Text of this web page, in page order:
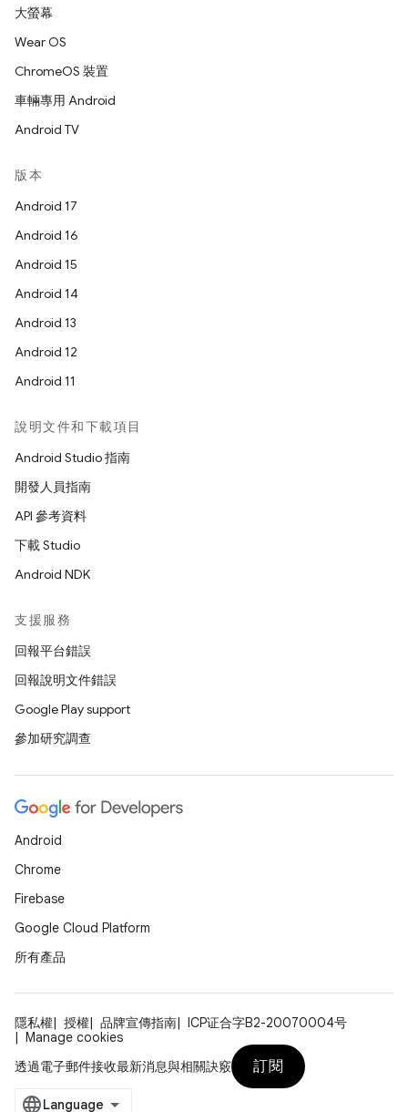
大螢幕
Wear OS
ChromeOS 裝置
車輛專用 Android
Android TV
版本
Android 17
Android 16
Android 15
Android 14
Android 13
Android 12
Android 11
說明文件和下載項目
Android Studio 指南
開發人員指南
API 參考資料
下載 Studio
Android NDK
支援服務
回報平台錯誤
回報說明文件錯誤
Google Play support
參加研究調查
Android
Chrome
Firebase
Google Cloud Platform
所有產品
隱私權 授權 品牌宣傳指南
ICP证合字B2-20070004号
Manage cookies
透過電子郵件接收最新消息與相關訣竅
訂閱